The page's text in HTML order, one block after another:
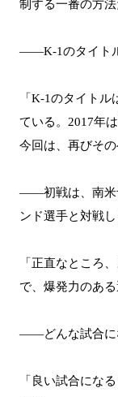
制する一番の方法
――K-1のタイト
「K-1のタイト
ている。2017年
今回は、再びそ
――初戦は、南米
ンド選手と対戦
「正直なところ
で、爆発力のあ
――どんな試合に
「良い試合にな